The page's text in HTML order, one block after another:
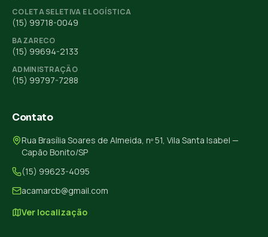
COLETA SELETIVA E LOGÍSTICA
(15) 99718-0049
BAZARECO
(15) 99694-2133
ADMINISTRAÇÃO
(15) 99797-7288
Contato
Rua Brasília Soares de Almeida, nº 51, Vila Santa Isabel —
Capão Bonito/SP
(15) 99623-4095
acamarcb@gmail.com
Ver localização